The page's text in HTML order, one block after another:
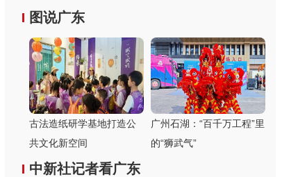
图说广东
古法造纸研学基地打造公
共文化新空间
广州石湖：“百千万工程”里
的“狮武气”
中新社记者看广东